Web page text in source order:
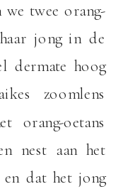
twee orang-
jong in de
dermate hoog
zoomlens
orang-oetans
nest aan het
dat het jong